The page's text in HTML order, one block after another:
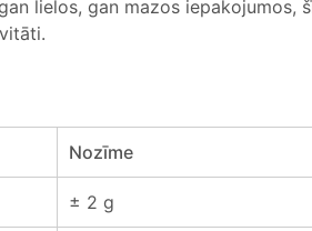
lielos, gan mazos iepakojumos,
Nozīme
± 2 g